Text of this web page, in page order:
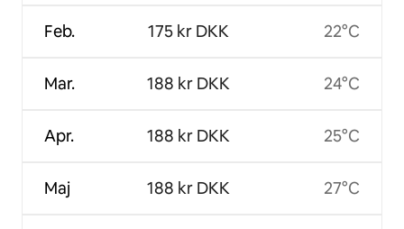
Feb.
Mar.
Apr.
Maj
175 kr DKK
188 kr DKK
188 kr DKK
188 kr DKK
22°C
24°C
25°C
27°C